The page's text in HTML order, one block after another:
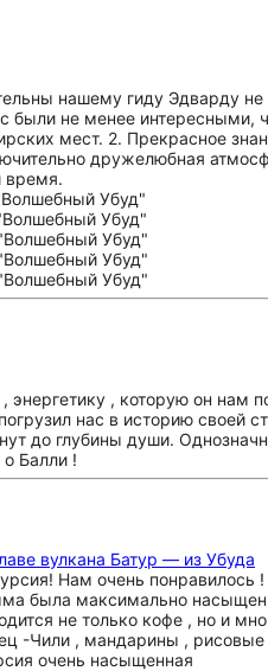
нашему гиду Эдварду
были не менее интересными,
мест. 2. Прекрасное
дружелюбная
время.
, энергетику , которую он
нас в историю своей
до глубины души.
о Балли !
вулкана Батур — из Убуда
Нам очень
была максимально
не только кофе , но и
-Чили , мандарины , рисовые
очень насыщенная